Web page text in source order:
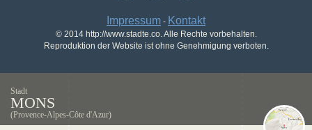
Impressum - Kontakt
© 2014 http://www.stadte.co. Alle Rechte vorbehalten.
Reproduktion der Website ist ohne Genehmigung verboten.
Stadt
MONS
(Provence-Alpes-Côte d'Azur)